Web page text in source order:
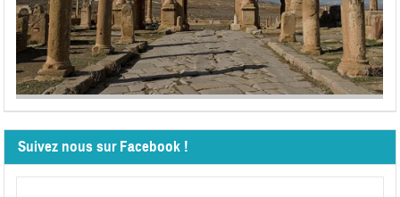
Suivez nous sur Facebook !